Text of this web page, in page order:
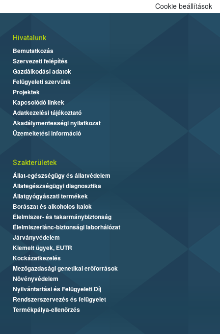
Cookie beállítások
Hivatalunk
Bemutatkozás
Szervezeti felépítés
Gazdálkodási adatok
Felügyeleti szervünk
Projektek
Kapcsolódó linkek
Adatkezelési tájékoztató
Akadálymentességi nyilatkozat
Üzemeltetési információ
Szakterületek
Állat-egészségügy és állatvédelem
Állategészségügyi diagnosztika
Állatgyógyászati termékek
Borászat és alkoholos italok
Élelmiszer- és takarmánybiztonság
Élelmiszerlánc-biztonsági laborhálózat
Járványvédelem
Kiemelt ügyek, EUTR
Kockázatkezelés
Mezőgazdasági genetikai erőforrások
Növényvédelem
Nyilvántartási és Felügyeleti Díj
Rendszerszervezés és felügyelet
Termékpálya-ellenőrzés